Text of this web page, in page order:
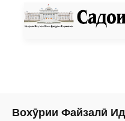
Вохӯрии Файзалӣ